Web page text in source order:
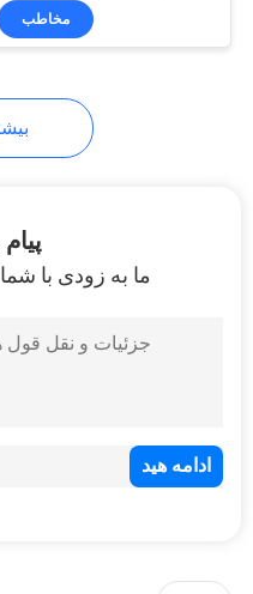
مخاطب
ما به زودی با